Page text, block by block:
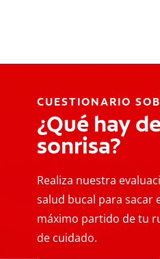
CUESTIONARIO
¿Qué hay
sonrisa?
Realiza nuestra
salud bucal para sacar
máximo partido de tu
de cuidado.